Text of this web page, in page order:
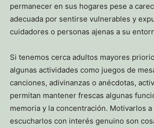
permanecer en sus hogares pese a
adecuada por sentirse vulnerables y
cuidadores o personas ajenas a su
Si tenemos cerca adultos mayores
algunas actividades como juegos de
canciones, adivinanzas o anécdotas,
permitan mantener frescas algunas
memoria y la concentración. Motivarlos
escucharlos con interés genuino son